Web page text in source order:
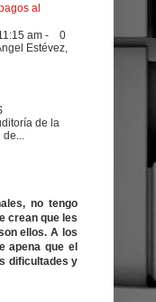
al
am - 0
Estévez,
de la
de...
no tengo
crean que les
ellos. A los
apena que el
dificultades y